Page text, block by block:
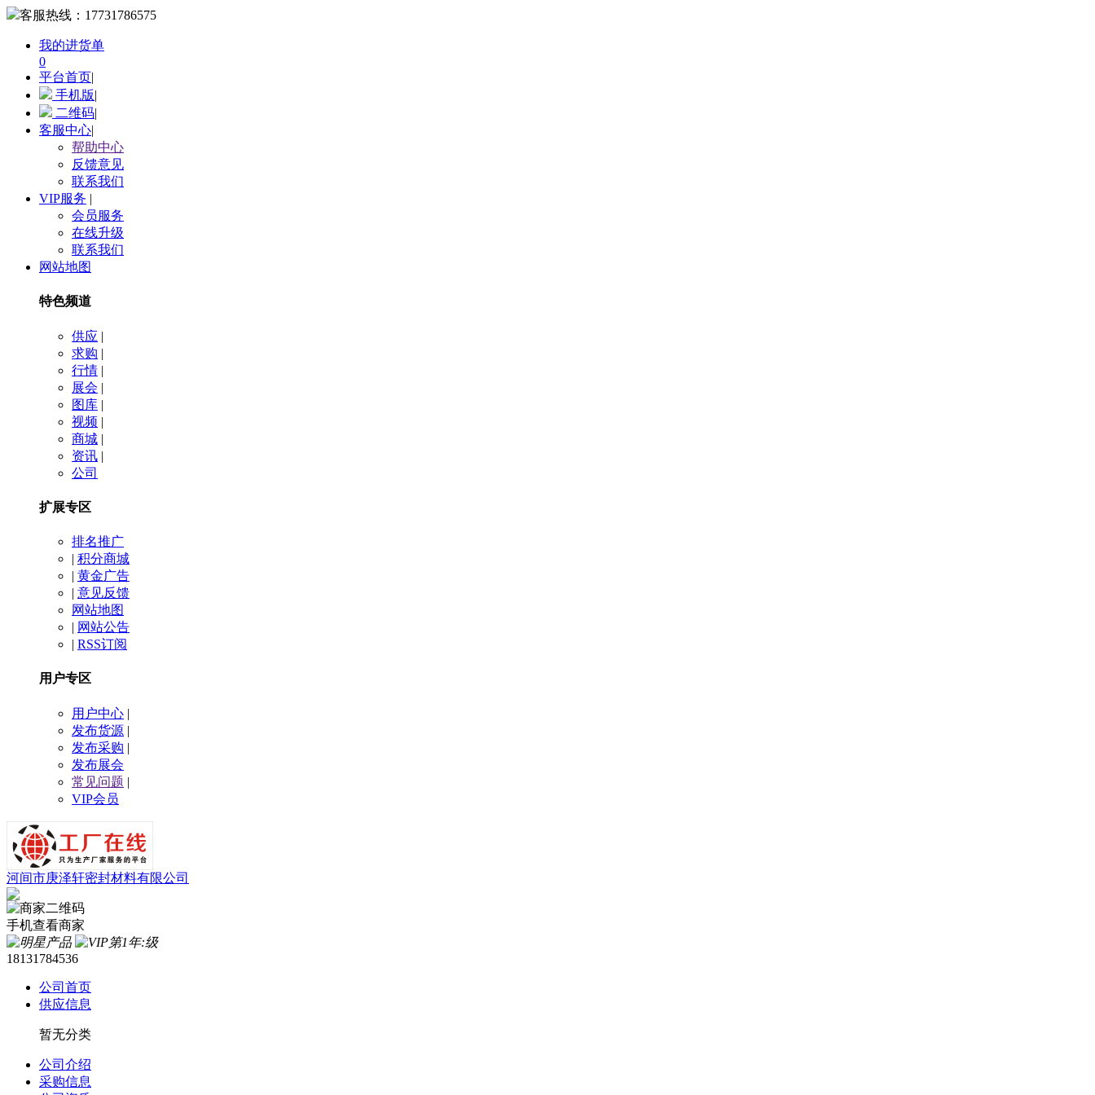
客服热线： 17731786575
我的进货单
0
平台首页|
手机版|
二维码|
客服中心|
帮助中心
反馈意见
联系我们
VIP服务 |
会员服务
在线升级
联系我们
网站地图
特色频道
供应 |
求购 |
行情 |
展会 |
图库 |
视频 |
商城 |
资讯 |
公司
扩展专区
排名推广
| 积分商城
| 黄金广告
| 意见反馈
网站地图
| 网站公告
| RSS订阅
用户专区
用户中心 |
发布货源 |
发布采购 |
发布展会
常见问题 |
VIP会员
河间市庚泽轩密封材料有限公司
手机查看商家
18131784536
公司首页
供应信息
暂无分类
公司介绍
采购信息